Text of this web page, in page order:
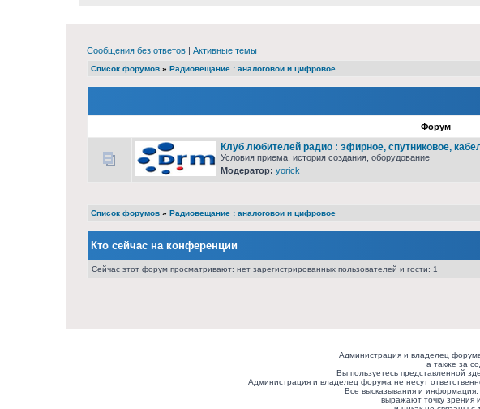
Сообщения без ответов | Активные темы
Список форумов » Радиовещание : аналоговои и цифровое
Форум
Клуб любителей радио : эфирное, спутниковое,
Условия приема, история создания, оборудование
Модератор: yorick
Список форумов » Радиовещание : аналоговои и цифровое
Кто сейчас на конференции
Сейчас этот форум просматривают: нет зарегистрированных пользователей и гости: 1
Администрация и владелец
а также за
Вы пользуетесь представленной
Администрация и владелец форума не несут
Все высказывания и
выражают точку зрения